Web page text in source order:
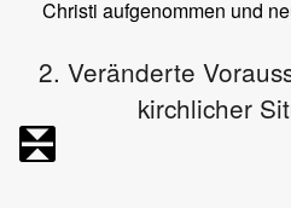
Christi aufgenommen und
2. Veränderte
kirchlicher